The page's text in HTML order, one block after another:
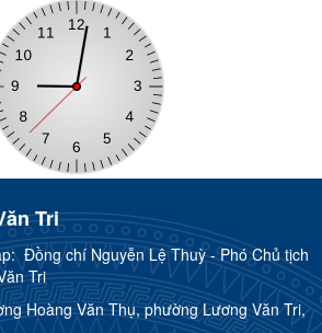
Tri
Đồng chí Nguyễn Lệ Thuỳ - Phó Chủ tịch
Tri
Hoàng Văn Thụ, phường Lương Văn Tri,